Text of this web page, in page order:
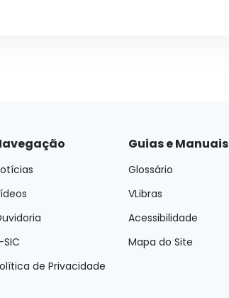
SIC
de Privacidade
Guias e Manuais
Glossário
VLibras
Acessibilidade
Mapa do Site